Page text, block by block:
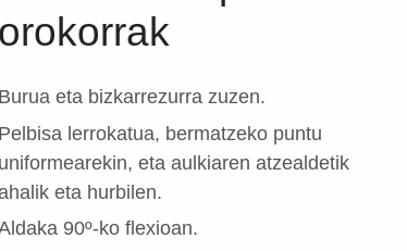
orokorrak
Burua eta bizkarrezurra zuzen.
Pelbisa lerrokatua, bermatzeko puntu
uniformearekin, eta aulkiaren atzealdetik
eta hurbilen.
90º-ko flexioan.